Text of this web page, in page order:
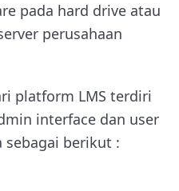
pada hard drive atau
perusahaan
platform LMS terdiri
interface dan user
sebagai berikut :